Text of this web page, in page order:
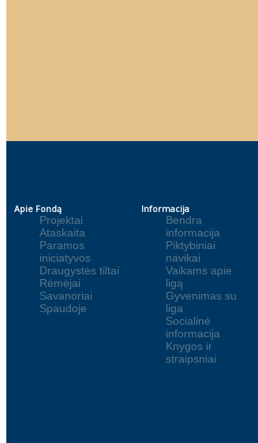
Apie Fondą
Projektai
Ataskaita
Paramos
iniciatyvos
Draugystės tiltai
Rėmėjai
Savanoriai
Spaudoje
Informacija
Bendra
informacija
Piktybiniai
navikai
Vaikams apie
ligą
Gyvenimas su
liga
Socialinė
informacija
Knygos ir
straipsniai